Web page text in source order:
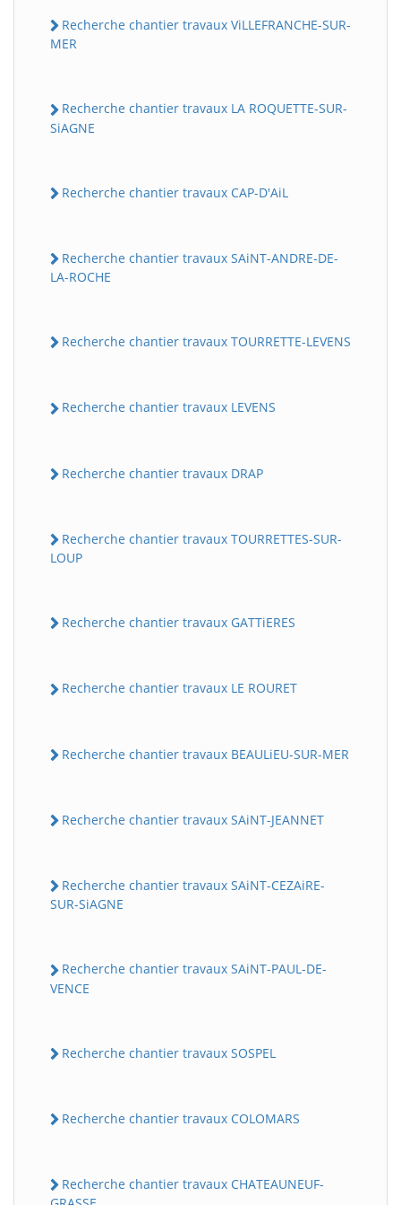
Recherche chantier travaux ViLLEFRANCHE-SUR-
MER
Recherche chantier travaux LA ROQUETTE-SUR-
SiAGNE
Recherche chantier travaux CAP-D'AiL
Recherche chantier travaux SAiNT-ANDRE-DE-
LA-ROCHE
Recherche chantier travaux TOURRETTE-LEVENS
Recherche chantier travaux LEVENS
Recherche chantier travaux DRAP
Recherche chantier travaux TOURRETTES-SUR-
LOUP
Recherche chantier travaux GATTiERES
Recherche chantier travaux LE ROURET
Recherche chantier travaux BEAULiEU-SUR-MER
Recherche chantier travaux SAiNT-JEANNET
Recherche chantier travaux SAiNT-CEZAiRE-
SUR-SiAGNE
Recherche chantier travaux SAiNT-PAUL-DE-
VENCE
Recherche chantier travaux SOSPEL
Recherche chantier travaux COLOMARS
Recherche chantier travaux CHATEAUNEUF-